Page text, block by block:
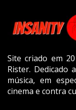
Site criado em
Rister. Dedicado
música, em
cinema e contra